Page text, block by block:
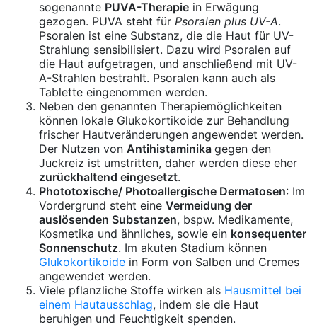
sogenannte PUVA-Therapie in Erwägung
gezogen. PUVA steht für Psoralen plus UV-A.
Psoralen ist eine Substanz, die die Haut für UV-
Strahlung sensibilisiert. Dazu wird Psoralen auf
die Haut aufgetragen, und anschließend mit UV-
A-Strahlen bestrahlt. Psoralen kann auch als
Tablette eingenommen werden.
Neben den genannten Therapiemöglichkeiten
können lokale Glukokortikoide zur Behandlung
frischer Hautveränderungen angewendet werden.
Der Nutzen von Antihistaminika gegen den
Juckreiz ist umstritten, daher werden diese eher
zurückhaltend eingesetzt.
Phototoxische/ Photoallergische Dermatosen: Im
Vordergrund steht eine Vermeidung der
auslösenden Substanzen, bspw. Medikamente,
Kosmetika und ähnliches, sowie ein konsequenter
Sonnenschutz. Im akuten Stadium können
Glukokortikoide in Form von Salben und Cremes
angewendet werden.
Viele pflanzliche Stoffe wirken als Hausmittel bei
einem Hautausschlag, indem sie die Haut
beruhigen und Feuchtigkeit spenden.